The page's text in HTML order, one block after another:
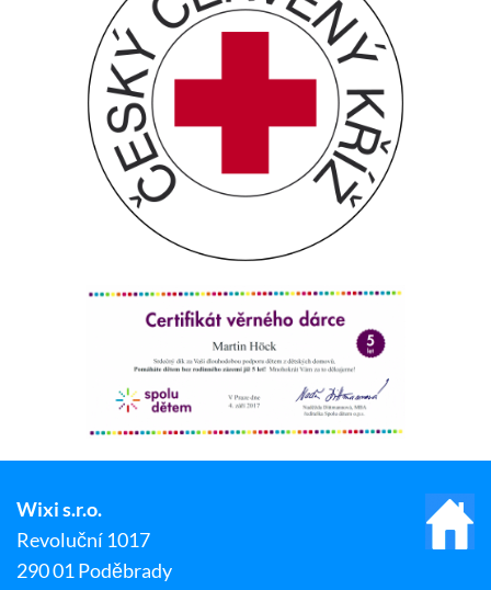
Wixi s.r.o.
Revoluční 1017
290 01 Poděbrady